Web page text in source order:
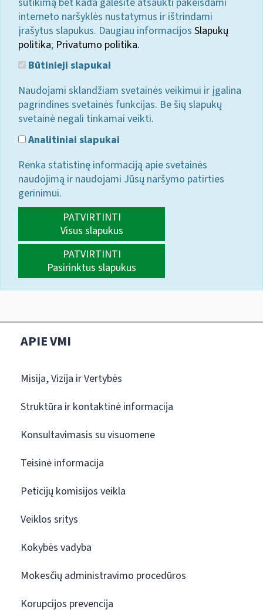
interneto naršyklės nustatymus ir ištrindami
įrašytus slapukus. Daugiau informacijos Slapukų
politika; Privatumo politika.
Būtinieji slapukai
Naudojami sklandžiam svetainės veikimui ir įgalina
pagrindines svetainės funkcijas. Be šių slapukų
svetainė negali tinkamai veikti.
Analitiniai slapukai
Renka statistinę informaciją apie svetainės
naudojimą ir naudojami Jūsų naršymo patirties
gerinimui.
PATVIRTINTI
Visus slapukus
PATVIRTINTI
Pasirinktus slapukus
APIE VMI
Misija, Vizija ir Vertybės
Struktūra ir kontaktinė informacija
Konsultavimasis su visuomene
Teisinė informacija
Peticijų komisijos veikla
Veiklos sritys
Kokybės vadyba
Mokesčių administravimo procedūros
Korupcijos prevencija